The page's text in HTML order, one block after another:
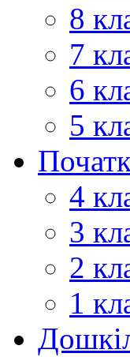
8
7
6
5
4
3
2
1